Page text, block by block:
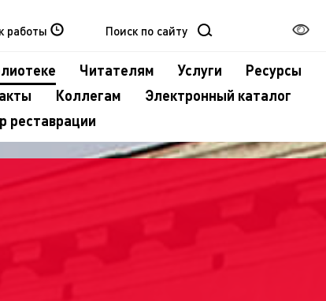
работы
Читателям Услуги Ресурсы
Коллегам
Электронный каталог
реставрации